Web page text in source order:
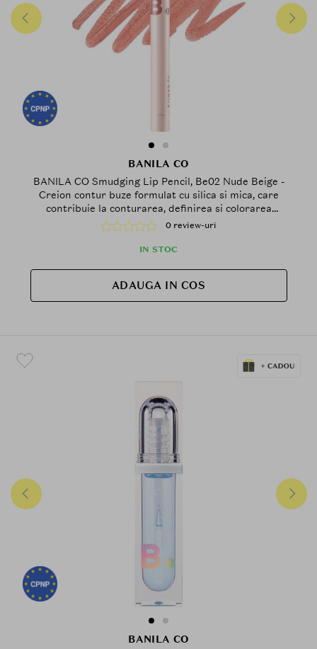
BANILA CO
BANILA CO Smudging Lip Pencil, Be02 Nude Beige -
Creion contur buze formulat cu silica si mica, care
contribuie la conturarea, definirea si colorarea
buzelor si la metinerea confortului pe buze
0 review-uri
IN STOC
ADAUGA IN COS
BANILA CO